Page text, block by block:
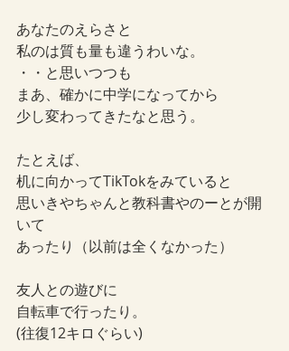
あなたのえらさと
私のは質も量も違うわいな。
・・と思いつつも
まあ、確かに中学になってから
少し変わってきたなと思う。
たとえば、
机に向かってTikTokをみていると
思いきやちゃんと教科書やのーとが開
いて
あったり（以前は全くなかった）
友人との遊びに
自転車で行ったり。
(往復12キロぐらい)